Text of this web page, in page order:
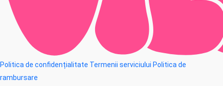
Politica de confidențialitate Termenii serviciului Politica de
rambursare